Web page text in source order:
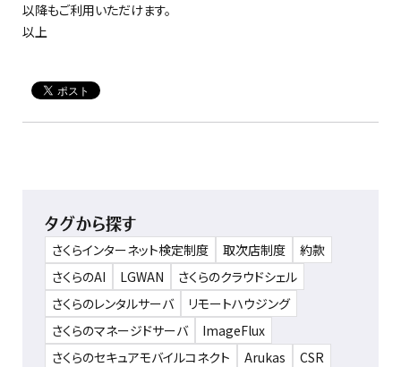
以降もご利用いただけます。
以上
タグから探す
さくらインターネット検定制度 取次店制度
約款
さくらのAI
LGWAN
さくらのクラウドシェル
さくらのレンタルサーバ
リモートハウジング
さくらのマネージドサーバ
ImageFlux
さくらのセキュアモバイルコネクト
Arukas
CSR